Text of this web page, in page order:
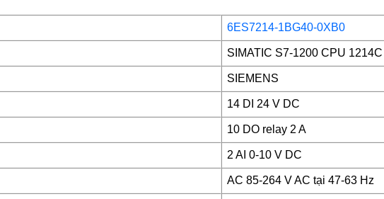
6ES7214-1BG40-0XB0
SIMATIC S7-1200 CPU
SIEMENS
14 DI 24 V DC
10 DO relay 2 A
2 AI 0-10 V DC
AC 85-264 V AC tại 47-63 Hz